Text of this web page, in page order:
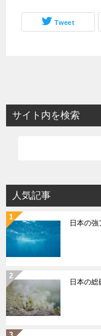
Tweet
サイト内を検索
人気記事
日本の強
日本の総